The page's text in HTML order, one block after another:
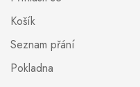
Košík
Seznam přání
Pokladna